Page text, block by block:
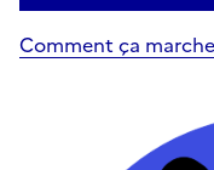
Comment ça